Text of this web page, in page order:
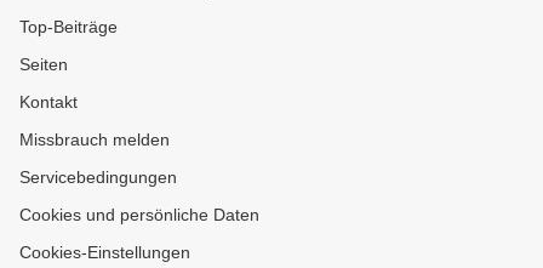
Top-Beiträge
Seiten
Kontakt
Missbrauch melden
Servicebedingungen
Cookies und persönliche Daten
Cookies-Einstellungen